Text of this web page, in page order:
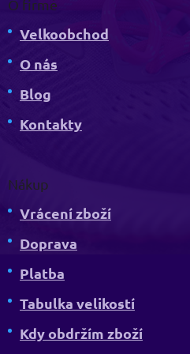
O firmě
Velkoobchod
O nás
Blog
Kontakty
Nákup
Vrácení zboží
Doprava
Platba
Tabulka velikostí
Kdy obdržím zboží